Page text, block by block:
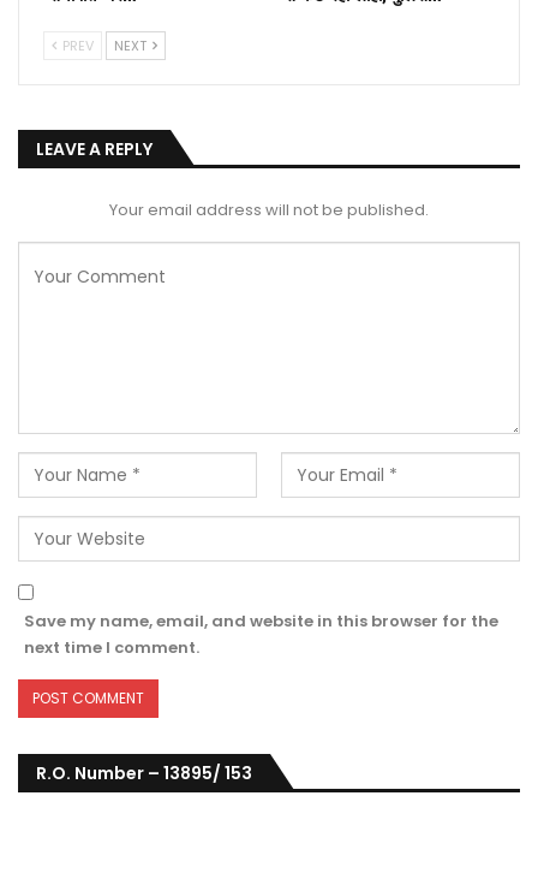
PREV NEXT
LEAVE A REPLY
Your email address will not be published.
Save my name, email, and website in this browser for the
next time I comment.
R.O. Number – 13895/ 153